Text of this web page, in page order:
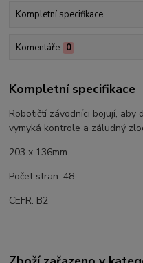
Kompletní specifikace
Komentáře 0
Kompletní specifikace
Robotičtí závodníci bojují, aby
vymyká kontrole a záludný
203 x 136mm
Počet stran: 48
CEFR: B2